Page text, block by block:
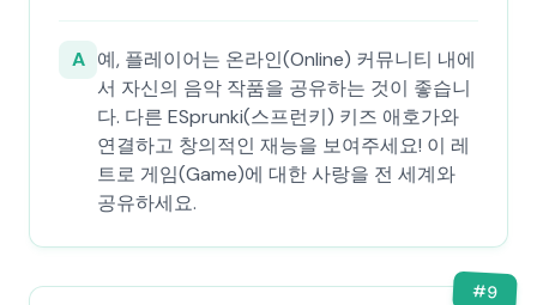
A 예, 플레이어는 온라인(Online) 커뮤니티 내에
서 자신의 음악 작품을 공유하는 것이 좋습니
다. 다른 ESprunki(스프런키) 키즈 애호가와
연결하고 창의적인 재능을 보여주세요! 이 레
트로 게임(Game)에 대한 사랑을 전 세계와
공유하세요.
#9